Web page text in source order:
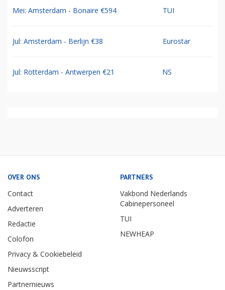
Mei: Amsterdam - Bonaire €594 TUI
Jul: Amsterdam - Berlijn €38 Eurostar
Jul: Rotterdam - Antwerpen €21 NS
OVER ONS
Contact
Adverteren
Redactie
Colofon
Privacy & Cookiebeleid
Nieuwsscript
Partnernieuws
PARTNERS
Vakbond Nederlands
Cabinepersoneel
TUI
NEWHEAP